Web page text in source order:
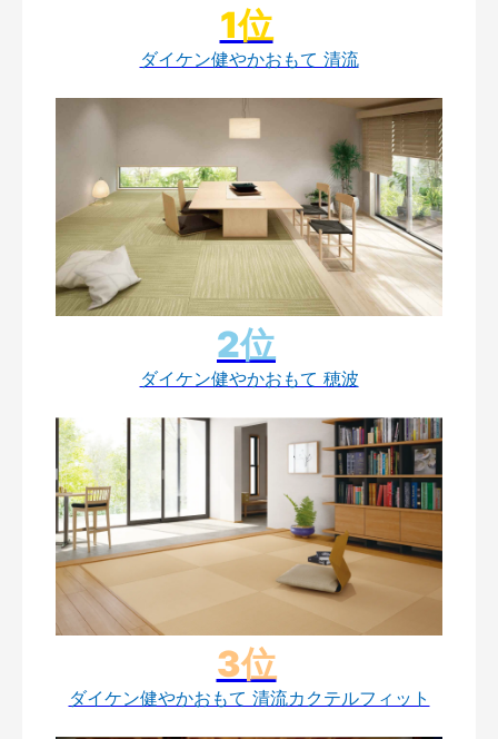
ダイケン健やかおもて 清流
ダイケン健やかおもて 穂波
ダイケン健やかおもて 清流カクテルフィット